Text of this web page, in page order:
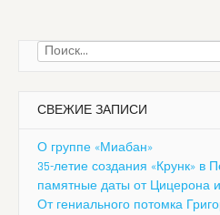
Найти:
СВЕЖИЕ ЗАПИСИ
О группе «Миабан»
35-летие создания «Крунк» в
памятные даты от Цицерона
От гениального потомка